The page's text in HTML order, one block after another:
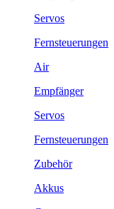
Servos
Fernsteuerungen
Air
Empfänger
Servos
Fernsteuerungen
Zubehör
Akkus